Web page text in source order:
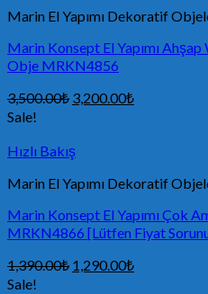
Marin El Yapımı Dekoratif
Marin Konsept El Yapımı Ahşap
Obje MRKN4856
3,500.00₺ 3,200.00₺
Sale!
Hızlı Bakış
Marin El Yapımı Dekoratif
Marin Konsept El Yapımı Çok
MRKN4866 [Lütfen Fiyat
1,390.00₺ 1,290.00₺
Sale!